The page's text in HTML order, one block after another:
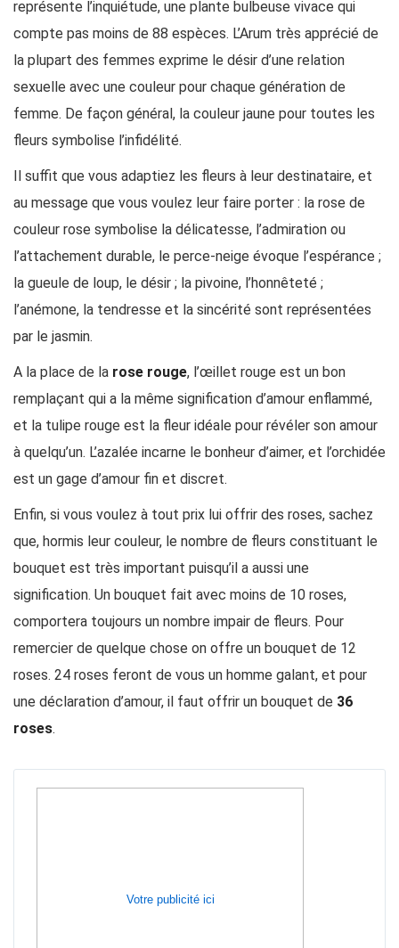
représente l’inquiétude, une plante bulbeuse vivace qui
compte pas moins de 88 espèces. L’Arum très apprécié de
la plupart des femmes exprime le désir d’une relation
sexuelle avec une couleur pour chaque génération de
femme. De façon général, la couleur jaune pour toutes les
fleurs symbolise l’infidélité.
Il suffit que vous adaptiez les fleurs à leur destinataire, et
au message que vous voulez leur faire porter : la rose de
couleur rose symbolise la délicatesse, l’admiration ou
l’attachement durable, le perce-neige évoque l’espérance ;
la gueule de loup, le désir ; la pivoine, l’honnêteté ;
l’anémone, la tendresse et la sincérité sont représentées
par le jasmin.
A la place de la rose rouge, l’œillet rouge est un bon
remplaçant qui a la même signification d’amour enflammé,
et la tulipe rouge est la fleur idéale pour révéler son amour
à quelqu’un. L’azalée incarne le bonheur d’aimer, et l’orchidée
est un gage d’amour fin et discret.
Enfin, si vous voulez à tout prix lui offrir des roses, sachez
que, hormis leur couleur, le nombre de fleurs constituant le
bouquet est très important puisqu’il a aussi une
signification. Un bouquet fait avec moins de 10 roses,
comportera toujours un nombre impair de fleurs. Pour
remercier de quelque chose on offre un bouquet de 12
roses. 24 roses feront de vous un homme galant, et pour
une déclaration d’amour, il faut offrir un bouquet de 36
roses.
Votre publicité ici